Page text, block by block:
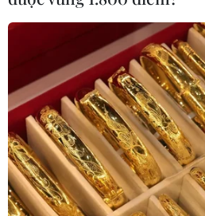
Tàu du lịch QN2566 của Công
Hạ Long Biển Ngọc đã bị cháy
587 Nhà Lát (Vịnh Hạ Long,
phút ngày 3/2.